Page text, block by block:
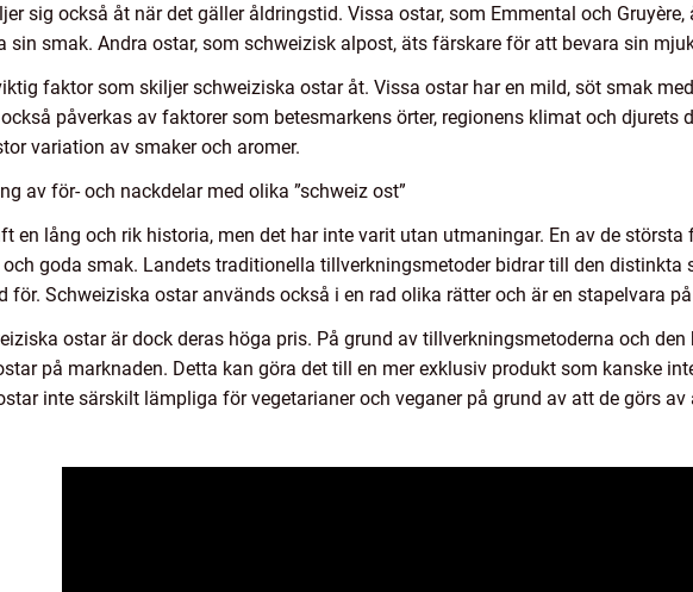
sig också åt när det gäller åldringstid. Vissa ostar, som Emmental och
sin smak. Andra ostar, som schweizisk alpost, äts färskare för att bevara sin
faktor som skiljer schweiziska ostar åt. Vissa ostar har en mild, söt smak
påverkas av faktorer som betesmarkens örter, regionens klimat och djurets
variation av smaker och aromer.
av för- och nackdelar med olika ”schweiz ost”
en lång och rik historia, men det har inte varit utan utmaningar. En av de
goda smak. Landets traditionella tillverkningsmetoder bidrar till den distinkta
för. Schweiziska ostar används också i en rad olika rätter och är en stapelvara
ostar är dock deras höga pris. På grund av tillverkningsmetoderna och
på marknaden. Detta kan göra det till en mer exklusiv produkt som kanske
inte särskilt lämpliga för vegetarianer och veganer på grund av att de görs